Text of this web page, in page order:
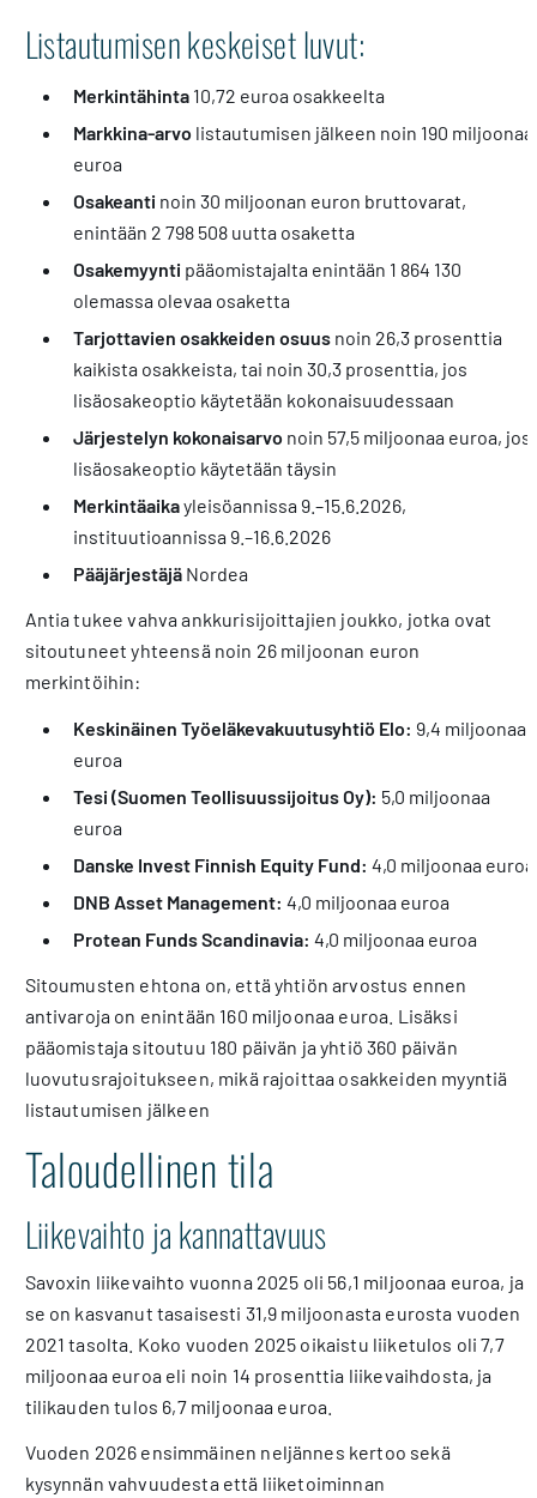
Listautumisen keskeiset luvut:
Merkintähinta10,72 euroa osakkeelta
Markkina-arvo listautumisen jälkeen noin 190 miljoonaa
euroa
Osakeanti noin 30 miljoonan euron bruttovarat,
enintään 2 798 508 uutta osaketta
Osakemyynti pääomistajalta enintään 1 864 130
olemassa olevaa osaketta
Tarjottavien osakkeiden osuusnoin 26,3 prosenttia
kaikista osakkeista, tai noin 30,3 prosenttia, jos
lisäosakeoptio käytetään kokonaisuudessaan
Järjestelyn kokonaisarvo noin 57,5 miljoonaa euroa, jos
lisäosakeoptio käytetään täysin
Merkintäaikayleisöannissa 9.–15.6.2026,
instituutioannissa 9.–16.6.2026
PääjärjestäjäNordea
Antia tukee vahva ankkurisijoittajien joukko, jotka ovat
sitoutuneet yhteensä noin 26 miljoonan euron
merkintöihin:
Keskinäinen Työeläkevakuutusyhtiö Elo: 9,4 miljoonaa
euroa
Tesi (Suomen Teollisuussijoitus Oy): 5,0 miljoonaa
euroa
Danske Invest Finnish Equity Fund: 4,0 miljoonaa euroa
DNB Asset Management: 4,0 miljoonaa euroa
Protean Funds Scandinavia: 4,0 miljoonaa euroa
Sitoumusten ehtona on, että yhtiön arvostus ennen
antivaroja on enintään 160 miljoonaa euroa. Lisäksi
pääomistaja sitoutuu 180 päivän ja yhtiö 360 päivän
luovutusrajoitukseen, mikä rajoittaa osakkeiden myyntiä
listautumisen jälkeen
Taloudellinen tila
Liikevaihto ja kannattavuus
Savoxin liikevaihto vuonna 2025 oli 56,1 miljoonaa euroa, ja
se on kasvanut tasaisesti 31,9 miljoonasta eurosta vuoden
2021 tasolta. Koko vuoden 2025 oikaistu liiketulos oli 7,7
miljoonaa euroa eli noin 14 prosenttia liikevaihdosta, ja
tilikauden tulos 6,7 miljoonaa euroa.
Vuoden 2026 ensimmäinen neljännes kertoo sekä
kysynnän vahvuudesta että liiketoiminnan